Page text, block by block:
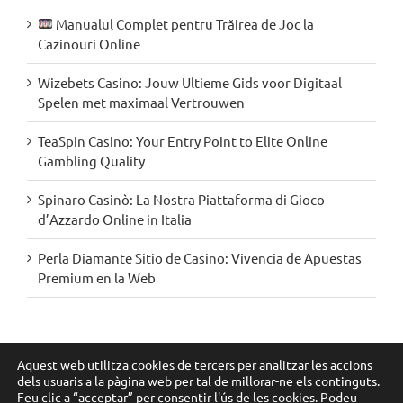
Manualul Complet pentru Trăirea de Joc la
Cazinouri Online
Wizebets Casino: Jouw Ultieme Gids voor Digitaal
Spelen met maximaal Vertrouwen
TeaSpin Casino: Your Entry Point to Elite Online
Gambling Quality
Spinaro Casinò: La Nostra Piattaforma di Gioco
d’Azzardo Online in Italia
Perla Diamante Sitio de Casino: Vivencia de Apuestas
Premium en la Web
Segueix-nos a les xarxes:
Aquest web utilitza cookies de tercers per analitzar les accions
dels usuaris a la pàgina web per tal de millorar-ne els continguts.
Feu clic a “acceptar” per consentir l'ús de les cookies. Podeu